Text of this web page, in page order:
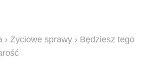
› Życiowe sprawy › Będziesz tego